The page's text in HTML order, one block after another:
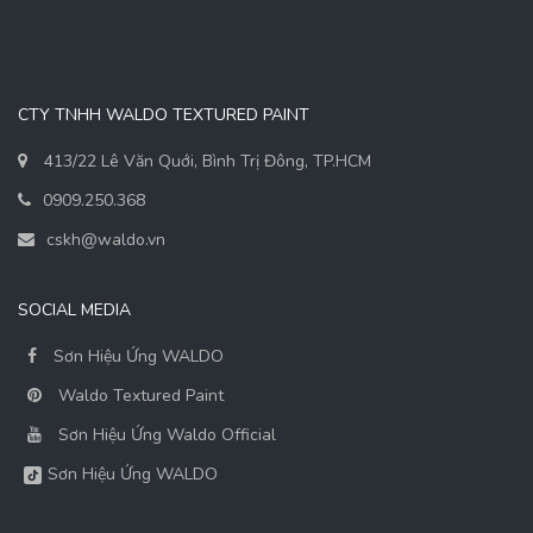
CTY TNHH WALDO TEXTURED PAINT
413/22 Lê Văn Quới, Bình Trị Đông, TP.HCM
0909.250.368
cskh@waldo.vn
SOCIAL MEDIA
Sơn Hiệu Ứng WALDO
Waldo Textured Paint
Sơn Hiệu Ứng Waldo Official
Sơn Hiệu Ứng WALDO